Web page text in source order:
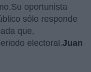
oportunista
sólo responde
que,
electoral.Juan